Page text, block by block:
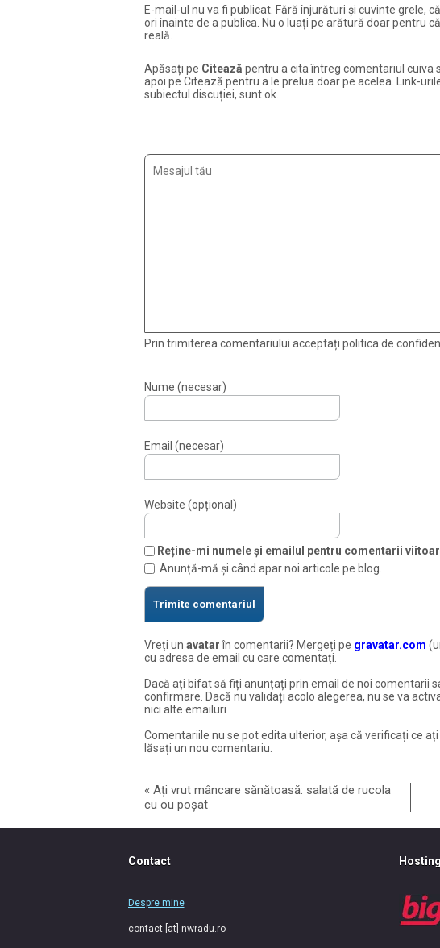
E-mail-ul nu va fi publicat. Fără înjurături și cuvinte grele,
ori înainte de a publica. Nu o luați pe arătură doar pentru
reală.
Apăsați pe Citează pentru a cita întreg comentariul cuiva
apoi pe Citează pentru a le prelua doar pe acelea. Link-
subiectul discuției, sunt ok.
Prin trimiterea comentariului acceptați politica de
Nume (necesar)
Email (necesar)
Website (opțional)
Reține-mi numele și emailul pentru comentarii
Anunță-mă și când apar noi articole pe blog.
Vreți un avatarîn comentarii? Mergeți pe gravatar.com
cu adresa de email cu care comentați.
Dacă ați bifat să fiți anunțați prin email de noi comentarii
confirmare. Dacă nu validați acolo alegerea, nu se va
nici alte emailuri
Comentariile nu se pot edita ulterior, așa că verificați ce
lăsați un nou comentariu.
« Ați vrut mâncare sănătoasă: salată de rucola
cu ou poșat
Contact
Despre mine
contact [at] nwradu.ro
Hosting